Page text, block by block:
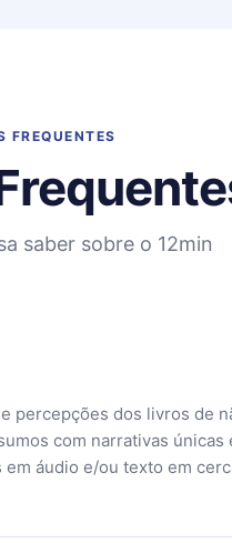
FREQUENTES
saber sobre o 12min
percepções dos livros de
com narrativas únicas
áudio e/ou texto em